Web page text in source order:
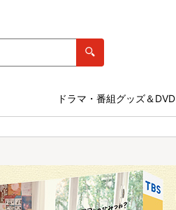
ドラマ・番組グッズ＆DVD